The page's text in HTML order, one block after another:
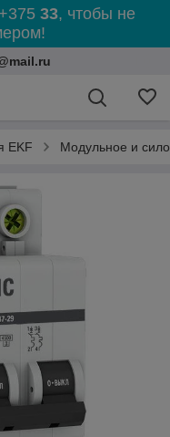
33, чтобы не
EKF Модульное и